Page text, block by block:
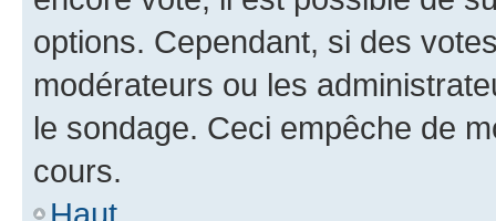
options. Cependant, si des
modérateurs ou les
le sondage. Ceci empêche de
cours.
Haut